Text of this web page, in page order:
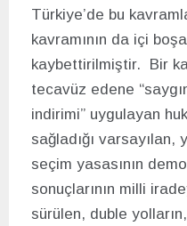
Türkiye’de bu
kavramının da içi
kaybettirilmiştir. Bir
tecavüz edene
indirimi” uygulayan
sağladığı varsayılan,
seçim yasasının
sonuçlarının milli
sürülen, duble